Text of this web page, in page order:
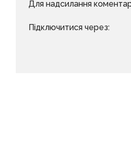
Для надсилання
Підключитися через: